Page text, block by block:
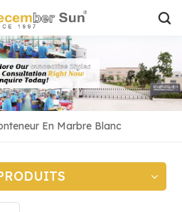
En Marbre Blanc